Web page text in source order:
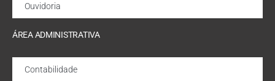
Ouvidoria
ÁREA ADMINISTRATIVA
Contabilidade